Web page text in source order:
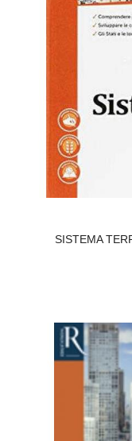
SISTEMA